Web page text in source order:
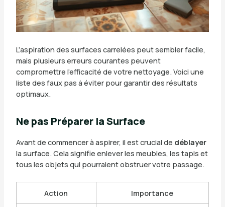
L’aspiration des surfaces carrelées peut sembler facile,
mais plusieurs erreurs courantes peuvent
compromettre l’efficacité de votre nettoyage. Voici une
liste des faux pas à éviter pour garantir des résultats
optimaux.
Ne pas Préparer la Surface
Avant de commencer à aspirer, il est crucial de déblayer
la surface. Cela signifie enlever les meubles, les tapis et
tous les objets qui pourraient obstruer votre passage.
Action Importance